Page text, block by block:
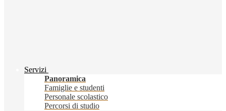
Servizi
Panoramica
Famiglie e studenti
Personale scolastico
Percorsi di studio